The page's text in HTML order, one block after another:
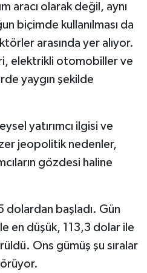
aracı olarak değil, aynı
biçimde kullanılması da
arasında yer alıyor.
elektrikli otomobiller ve
yaygın şekilde
yatırımcı ilgisi ve
jeopolitik nedenler,
gözdesi haline
dolardan başladı. Gün
en düşük, 113,3 dolar ile
Ons gümüş şu sıralar